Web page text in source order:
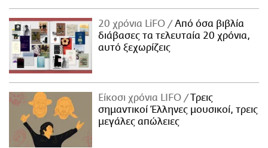
20 χρόνια LiFO
Από όσα βιβλία
διάβασες τα τελευταία 20 χρόνια,
αυτό ξεχωρίζεις
Είκοσι χρόνια LIFO
Tρεις
σημαντικοί Έλληνες μουσικοί, τρεις
μεγάλες απώλειες